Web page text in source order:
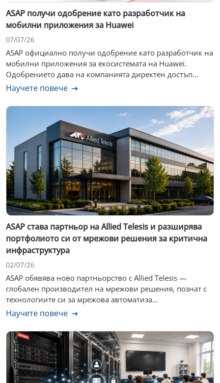
ASAP получи одобрение като разработчик на
мобилни приложения за Huawei
07/07/26
ASAP официално получи одобрение като разработчик на
мобилни приложения за екосистемата на Huawei.
Одобрението дава на компанията директен достъп...
Научете повече
ASAP става партньор на Allied Telesis и разширява
портфолиото си от мрежови решения за критична
инфраструктура
02/07/26
ASAP обявява ново партньорство с Allied Telesis —
глобален производител на мрежови решения, познат с
технологиите си за мрежова автоматиза...
Научете повече